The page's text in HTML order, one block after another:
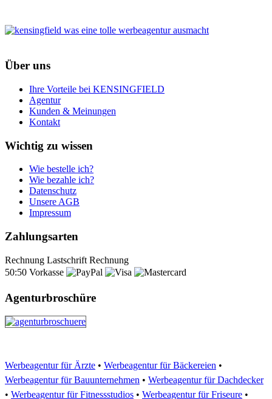
Über uns
Ihre Vorteile bei KENSINGFIELD
Agentur
Kunden & Meinungen
Kontakt
Wichtig zu wissen
Wie bestelle ich?
Wie bezahle ich?
Datenschutz
Unsere AGB
Impressum
Zahlungsarten
Rechnung Lastschrift Rechnung
50:50 Vorkasse
Agenturbroschüre
Werbeagentur für Ärzte • Werbeagentur für Bäckereien •
Werbeagentur für Bauunternehmen • Werbeagentur für Dachdecker
• Werbeagentur für Fitnessstudios • Werbeagentur für Friseure •